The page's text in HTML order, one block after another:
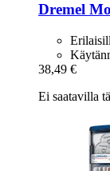
Dremel
38,49 €
Ei saatavilla